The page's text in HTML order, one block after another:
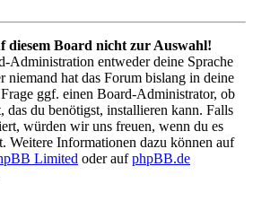
diesem Board nicht zur Auswahl!
Administration entweder deine Sprache
niemand hat das Forum bislang in deine
Frage ggf. einen Board-Administrator, ob
das du benötigst, installieren kann. Falls
würden wir uns freuen, wenn du es
Weitere Informationen dazu können auf
Limited oder aufphpBB.de